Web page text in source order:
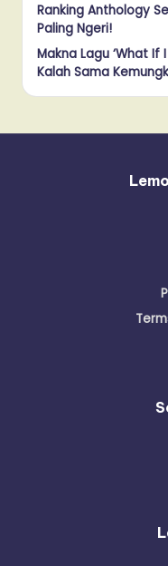
Ranking Anthology
Paling Ngeri!
Makna Lagu ‘What If
Kalah Sama